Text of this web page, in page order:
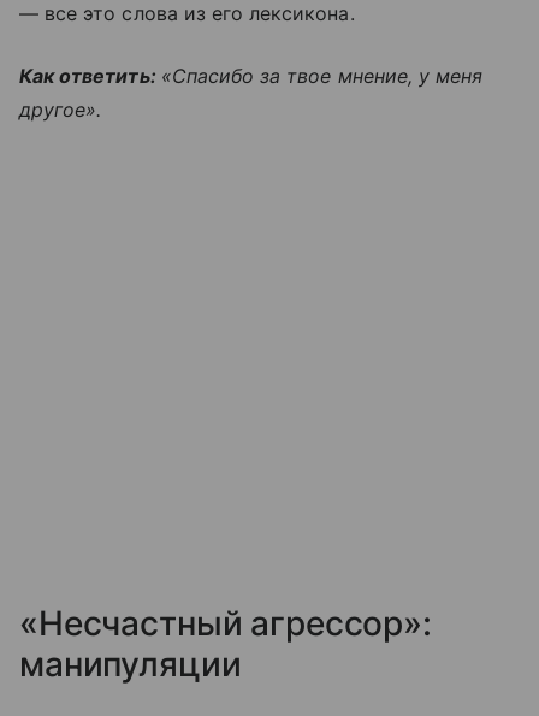
— все это слова из его лексикона.
Как ответить: «Спасибо за твое мнение, у меня
другое».
«Несчастный агрессор»:
манипуляции